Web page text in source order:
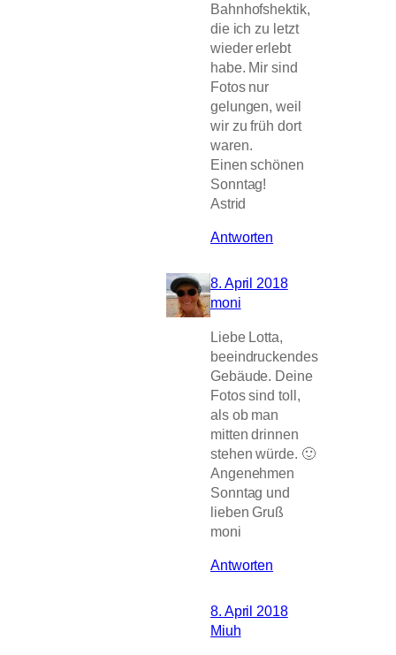
Bahnhofshektik,
die ich zu letzt
wieder erlebt
habe. Mir sind
Fotos nur
gelungen, weil
wir zu früh dort
waren.
Einen schönen
Sonntag!
Astrid
Antworten
8. April 2018
moni
Liebe Lotta,
beeindruckendes
Gebäude. Deine
Fotos sind toll,
als ob man
mitten drinnen
stehen würde. 🙂
Angenehmen
Sonntag und
lieben Gruß
moni
Antworten
8. April 2018
Miuh